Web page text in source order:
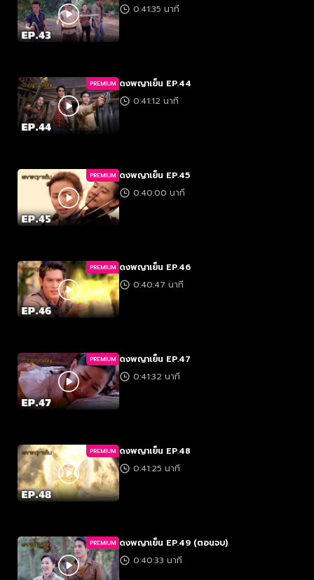
0:41:35 นาที
PREMIUM ดงพญาเย็น EP.44
0:41:12 นาที
PREMIUM ดงพญาเย็น EP.45
0:40:00 นาที
PREMIUM ดงพญาเย็น EP.46
0:40:47 นาที
PREMIUM ดงพญาเย็น EP.47
0:41:32 นาที
PREMIUM ดงพญาเย็น EP.48
0:41:25 นาที
PREMIUM ดงพญาเย็น EP.49 (ตอนจบ)
0:40:33 นาที